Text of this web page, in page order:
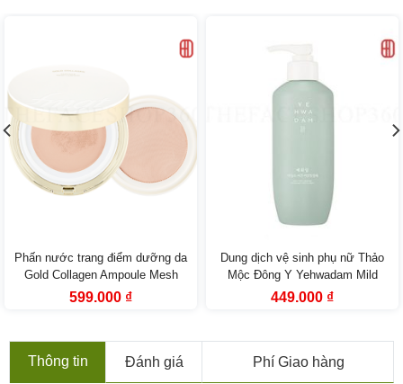
Phấn nước trang điểm dưỡng da
Gold Collagen Ampoule Mesh
Cushion SPF50+ PA+++ Fmgt
Giá
599.000 ₫Giá
599.000 ₫.
Dung dịch vệ sinh phụ nữ Thảo
Mộc Đông Y Yehwadam Mild
Vegan Intimate Wash (200ml)
Giá
449.000 ₫Giá
449.000 ₫.
Thông tin Đánh giá Phí Giao hàng